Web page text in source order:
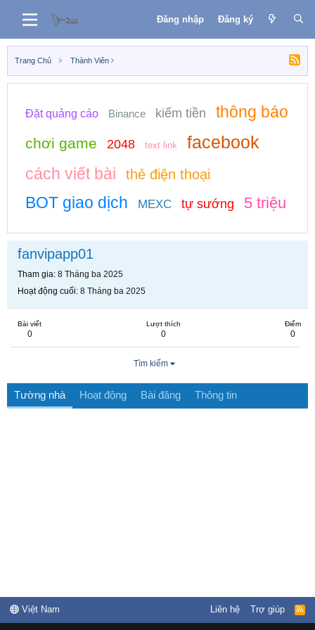
Đăng nhập Đăng ký
Trang Chủ Thành Viên
Đặt quảng cáo Binance kiếm tiền thông báo
chơi game 2048 text link facebook
cách viết bài thẻ điện thoại
BOT giao dịch MEXC tự sướng 5 triệu
fanvipapp01
Tham gia 8 Tháng ba 2025
Hoạt động cuối 8 Tháng ba 2025
Bài viết
0
Lượt thích
0
Điểm
0
Tìm kiếm
Tường nhà Hoạt động Bài đăng Thông tin
Việt Nam Liên hệ Trợ giúp
R